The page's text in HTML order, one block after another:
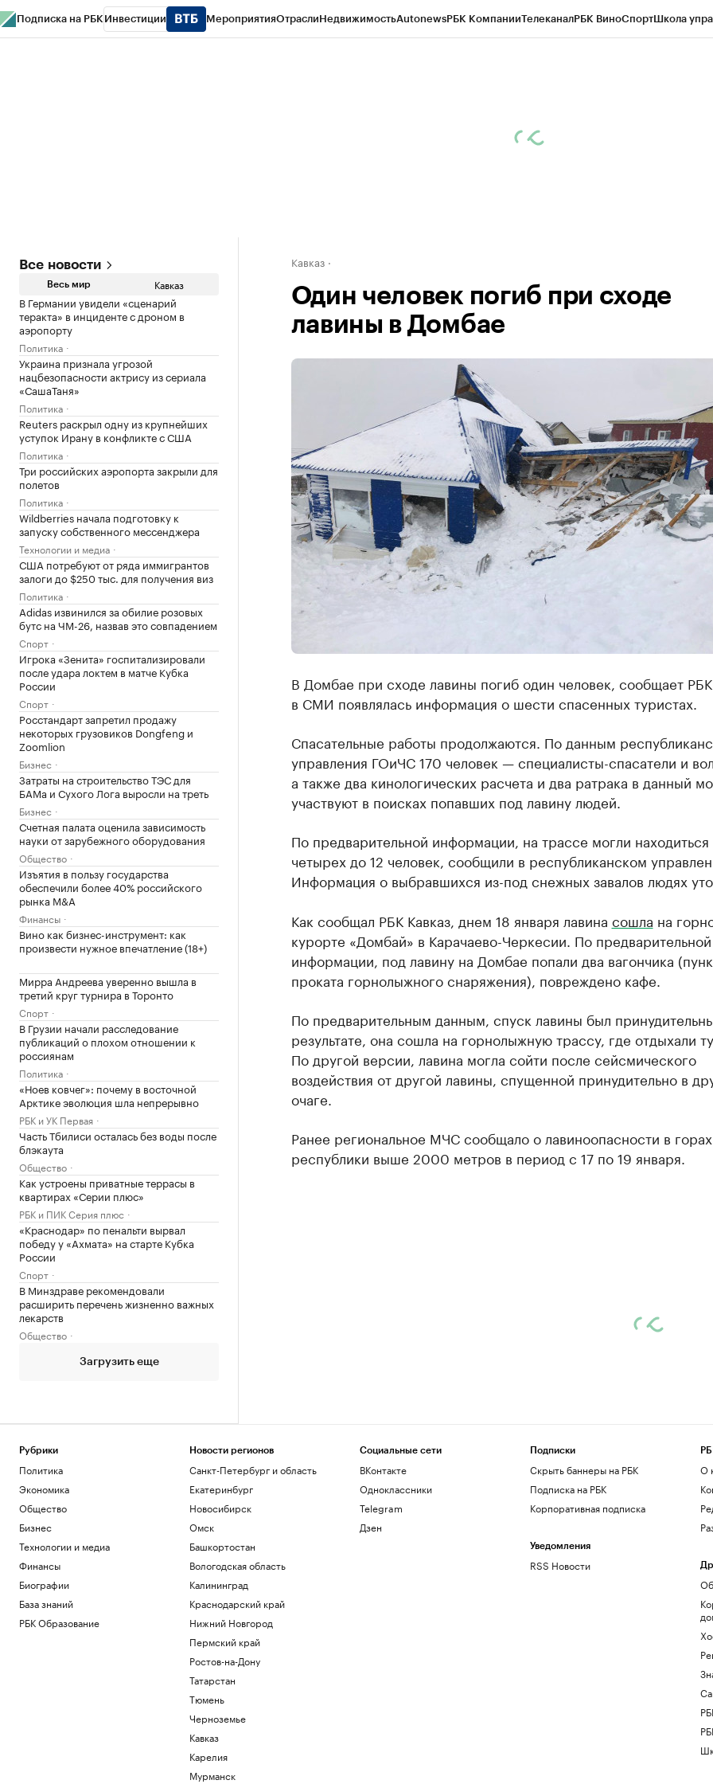
Подписка на РБК Инвестиции МероприятияОтраслиНедвижимостьAutonewsРБК КомпанииТелеканалРБК ВиноСпортШкола
Все новости
Весь мир Кавказ
В Германии увидели «сценарий
теракта» в инциденте с дроном в
аэропорту
Политика
Украина признала угрозой
нацбезопасности актрису из сериала
«СашаТаня»
Политика
Reuters раскрыл одну из крупнейших
уступок Ирану в конфликте с США
Политика
Три российских аэропорта закрыли для
полетов
Политика
Wildberries начала подготовку к
запуску собственного мессенджера
Технологии и медиа
США потребуют от ряда иммигрантов
залоги до $250 тыс. для получения виз
Политика
Adidas извинился за обилие розовых
бутс на ЧМ-26, назвав это совпадением
Спорт
Игрока «Зенита» госпитализировали
после удара локтем в матче Кубка
России
Спорт
Росстандарт запретил продажу
некоторых грузовиков Dongfeng и
Zoomlion
Бизнес
Затраты на строительство ТЭС для
БАМа и Сухого Лога выросли на треть
Бизнес
Счетная палата оценила зависимость
науки от зарубежного оборудования
Общество
Изъятия в пользу государства
обеспечили более 40% российского
рынка M&A
Финансы
Вино как бизнес-инструмент: как
произвести нужное впечатление (18+)
Мирра Андреева уверенно вышла в
третий круг турнира в Торонто
Спорт
В Грузии начали расследование
публикаций о плохом отношении к
россиянам
Политика
«Ноев ковчег»: почему в восточной
Арктике эволюция шла непрерывно
РБК и УК Первая
Часть Тбилиси осталась без воды после
блэкаута
Общество
Как устроены приватные террасы в
квартирах «Серии плюс»
РБК и ПИК Серия плюс
«Краснодар» по пенальти вырвал
победу у «Ахмата» на старте Кубка
России
Спорт
В Минздраве рекомендовали
расширить перечень жизненно важных
лекарств
Общество
Загрузить еще
Кавказ
Один человек погиб при сходе
лавины в Домбае
В Домбае при сходе лавины погиб один человек, сообщает
в СМИ появлялась информация о шести спасенных туристах.
Спасательные работы продолжаются. По данным
управления ГОиЧС 170 человек — специалисты-спасатели и
а также два кинологических расчета и два ратрака в данный
участвуют в поисках попавших под лавину людей.
По предварительной информации, на трассе могли находиться
четырех до 12 человек, сообщили в республиканском
Информация о выбравшихся из-под снежных завалов людях
Как сообщал РБК Кавказ, днем 18 января лавина сошла на
курорте «Домбай» в Карачаево-Черкесии. По предварительной
информации, под лавину на Домбае попали два вагончика
проката горнолыжного снаряжения), повреждено кафе.
По предварительным данным, спуск лавины был
результате, она сошла на горнолыжную трассу, где отдыхали
По другой версии, лавина могла сойти после сейсмического
воздействия от другой лавины, спущенной принудительно в
очаге.
Ранее региональное МЧС сообщало о лавиноопасности в горах
республики выше 2000 метров в период с 17 по 19 января.
Рубрики
Политика
Экономика
Общество
Бизнес
Технологии и медиа
Финансы
Биографии
База знаний
РБК Образование
Новости регионов
Санкт-Петербург и область
Екатеринбург
Новосибирск
Омск
Башкортостан
Вологодская область
Калининград
Краснодарский край
Нижний Новгород
Пермский край
Ростов-на-Дону
Татарстан
Тюмень
Черноземье
Кавказ
Карелия
Мурманск
Социальные сети
ВКонтакте
Одноклассники
Telegram
Дзен
Подписки
Скрыть баннеры на РБК
Подписка на РБК
Корпоративная подписка
Уведомления
RSS Новости
О